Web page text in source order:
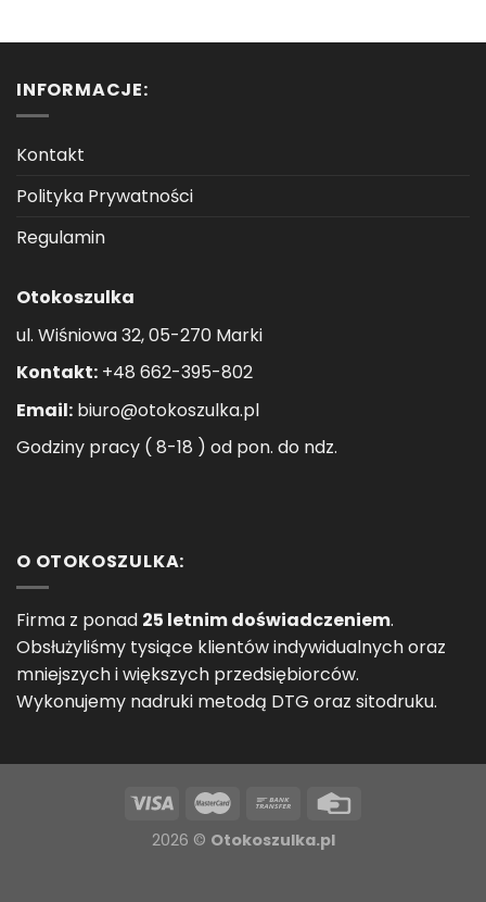
INFORMACJE:
Kontakt
Polityka Prywatności
Regulamin
Otokoszulka
ul. Wiśniowa 32, 05-270 Marki
Kontakt: +48 662-395-802
Email: biuro@otokoszulka.pl
Godziny pracy ( 8-18 ) od pon. do ndz.
O OTOKOSZULKA:
Firma z ponad 25 letnim doświadczeniem.
Obsłużyliśmy tysiące klientów indywidualnych oraz
mniejszych i większych przedsiębiorców.
Wykonujemy nadruki metodą DTG oraz sitodruku.
2026 © Otokoszulka.pl